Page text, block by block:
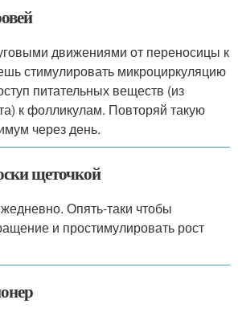
движениями от переносицы к
стимулировать микроциркуляцию
питательных веществ (из
к фолликулам. Повторяй такую
через день.
щеточкой
Опять-таки чтобы
и простимулировать рост